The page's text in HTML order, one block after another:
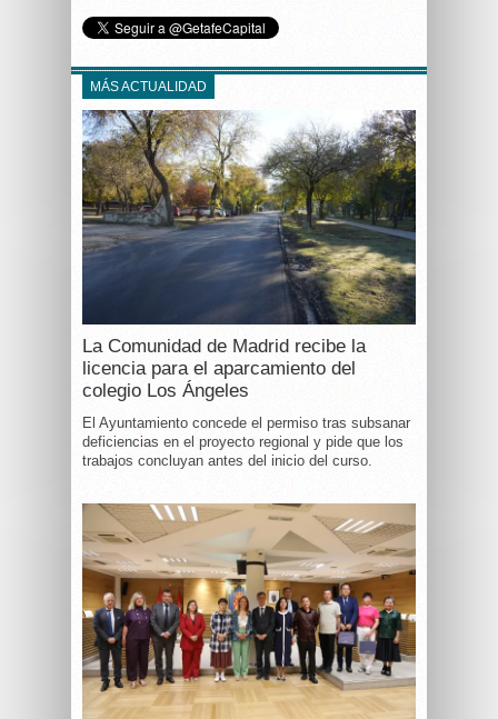
MÁS ACTUALIDAD
La Comunidad de Madrid recibe la
licencia para el aparcamiento del
colegio Los Ángeles
El Ayuntamiento concede el permiso tras subsanar
deficiencias en el proyecto regional y pide que los
trabajos concluyan antes del inicio del curso.